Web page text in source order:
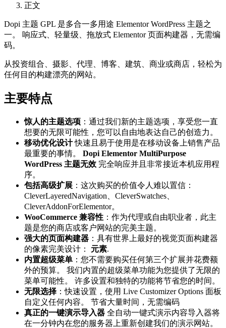
正文
Dopi 主题 GPL 是多合一多用途 Elementor WordPress 主题之
一。 响应式、轻量级、拖放式 Elementor 页面构建器，无需编
码。
从投资组合、摄影、代理、博客、建筑、商业或商店，轻松为
任何目的构建漂亮的网站。
主要特点
惊人的主题选项 ：通过我们新的主题选项，享受您一直
想要的无限可能性，您可以自由地表达自己的创造力。
移动优化设计快速且易于使用是在移动设备上销售产品
最重要的事情。 Dopi Elementor MultiPurpose
WordPress 主题无效 完全响应并且非常接近本机应用程
序。
包括高级扩展 ：这次购买的价值令人难以置信：
CleverLayeredNavigation、CleverSwatches、
CleverAddonForElementor。
WooCommerce 兼容性 ：作为代理或自由职业者，此主
题是您的商店或客户网站的完美主题。
强大的页面构建器 ：具有世界上最好的视觉页面构建器
的像素完美设计： 元素.
内置超级菜单 ：您不需要购买任何第三个扩展并花费额
外的预算。 我们内置的超级菜单功能为您提供了无限的
菜单可能性。 许多设置和独特的功能将节省您的时间。
无限选择 ：快速设置，使用 Live Customizer Options 面板
自定义任何内容。 节省大量时间，无需编码
真正的一键演示导入器 全自动一键式演示内容导入器将
在一分钟内在您的服务器上重新创建我们的演示网站。